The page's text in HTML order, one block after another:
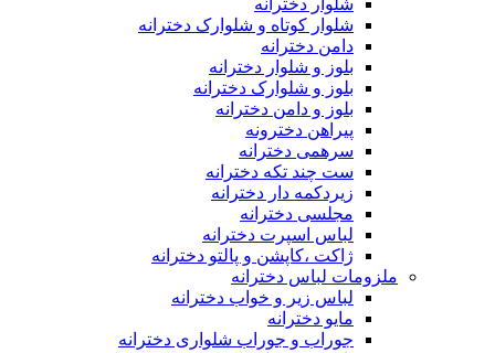
شلوار دخترانه
شلوار کوتاه و شلوارک دخترانه
دامن دخترانه
بلوز و شلوار دخترانه
بلوز و شلوارک دخترانه
بلوز و دامن دخترانه
پیراهن دخترونه
سرهمی دخترانه
ست چند تکه دخترانه
زیردکمه دار دخترانه
مجلسی دخترانه
لباس اسپرت دخترانه
ژاکت ،کاپشن و پالتو دخترانه
ملزومات لباس دخترانه
لباس زیر و خواب دخترانه
مایو دخترانه
جوراب و جوراب شلواری دخترانه